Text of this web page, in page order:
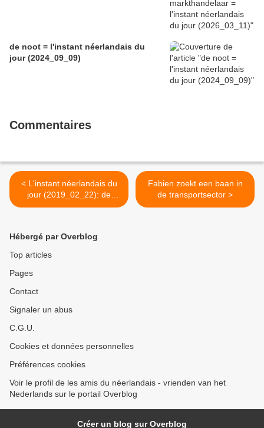
de noot = l'instant néerlandais du
jour (2024_09_09)
Commentaires
< L'instant néerlandais du
jour (2019_02_22): de
Elfstedentocht
Fabien zoekt een baan in
de transportsector >
Hébergé par Overblog
Top articles
Pages
Contact
Signaler un abus
C.G.U.
Cookies et données personnelles
Préférences cookies
Voir le profil de les amis du néerlandais - vrienden van het
Nederlands sur le portail Overblog
Créer un blog sur Overblog